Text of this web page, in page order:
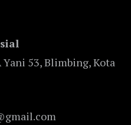
Yani 53, Blimbing, Kota